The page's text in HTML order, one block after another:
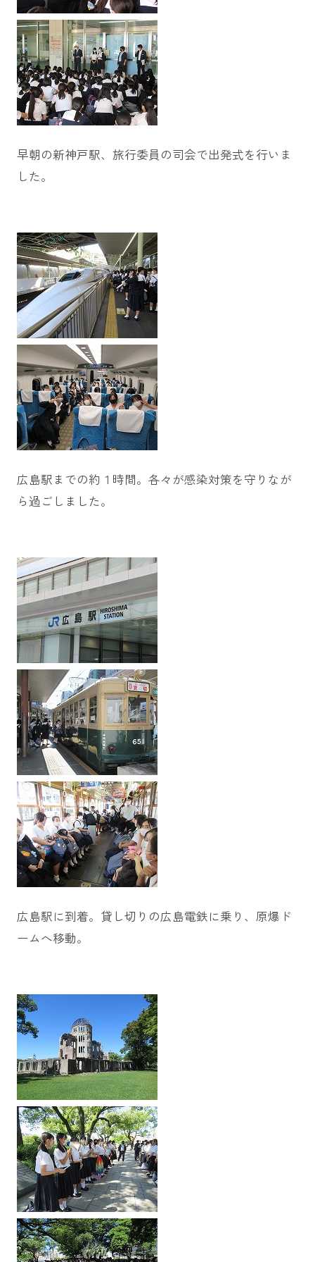
早朝の新神戸駅、旅行委員の司会で出発式を行いま
した。
広島駅までの約１時間。各々が感染対策を守りなが
ら過ごしました。
広島駅に到着。貸し切りの広島電鉄に乗り、原爆ド
ームへ移動。